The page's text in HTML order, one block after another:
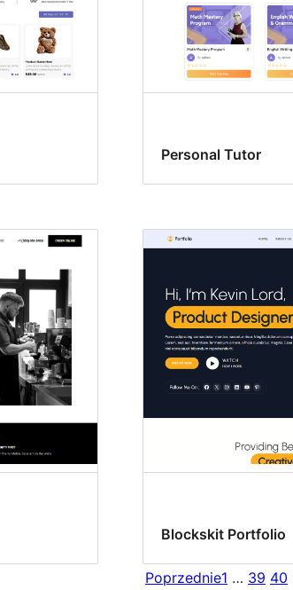
Personal Tutor
Blockskit Portfolio
Poprzednie1 … 39 40